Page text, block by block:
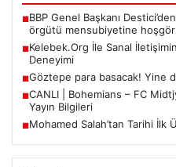
■BBP Genel Başkanı
örgütü mensubiyetine
■Kelebek.Org İle Sanal
Deneyimi
■Göztepe para basacak! Yine
■CANLI | Bohemians – FC
Yayın Bilgileri
■Mohamed Salah’tan Tarihi İlk